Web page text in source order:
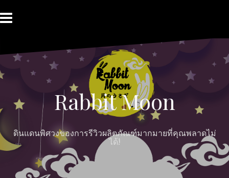
to
content
Rabbit Moon
ดินแดนพิศวงของการรีวิวผลิตภัณฑ์มากมายที่คุณพลาดไม่
ได้!